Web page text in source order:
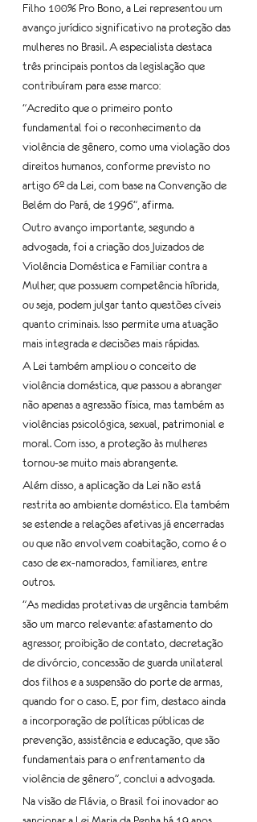
Filho 100% Pro Bono, a Lei representou um
avanço jurídico significativo na proteção das
mulheres no Brasil. A especialista destaca
três principais pontos da legislação que
contribuíram para esse marco:
"Acredito que o primeiro ponto
fundamental foi o reconhecimento da
violência de gênero, como uma violação dos
direitos humanos, conforme previsto no
artigo 6º da Lei, com base na Convenção de
Belém do Pará, de 1996", afirma.
Outro avanço importante, segundo a
advogada, foi a criação dos Juizados de
Violência Doméstica e Familiar contra a
Mulher, que possuem competência híbrida,
ou seja, podem julgar tanto questões cíveis
quanto criminais. Isso permite uma atuação
mais integrada e decisões mais rápidas.
A Lei também ampliou o conceito de
violência doméstica, que passou a abranger
não apenas a agressão física, mas também as
violências psicológica, sexual, patrimonial e
moral. Com isso, a proteção às mulheres
tornou-se muito mais abrangente.
Além disso, a aplicação da Lei não está
restrita ao ambiente doméstico. Ela também
se estende a relações afetivas já encerradas
ou que não envolvem coabitação, como é o
caso de ex-namorados, familiares, entre
outros.
"As medidas protetivas de urgência também
são um marco relevante: afastamento do
agressor, proibição de contato, decretação
de divórcio, concessão de guarda unilateral
dos filhos e a suspensão do porte de armas,
quando for o caso. E, por fim, destaco ainda
a incorporação de políticas públicas de
prevenção, assistência e educação, que são
fundamentais para o enfrentamento da
violência de gênero", conclui a advogada.
Na visão de Flávia, o Brasil foi inovador ao